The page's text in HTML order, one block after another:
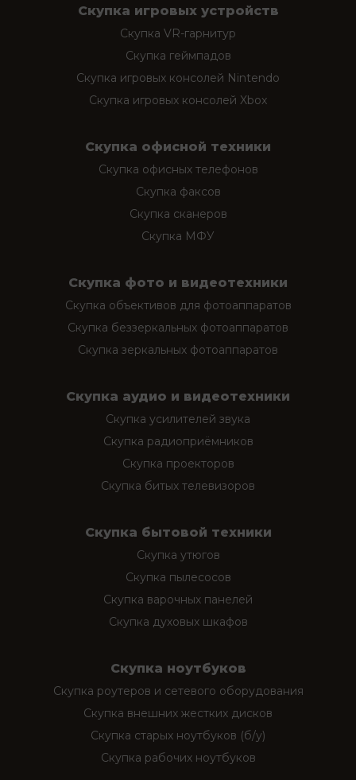
Скупка игровых устройств
Скупка VR-гарнитур
Скупка геймпадов
Скупка игровых консолей Nintendo
Скупка игровых консолей Xbox
Скупка офисной техники
Скупка офисных телефонов
Скупка факсов
Скупка сканеров
Скупка МФУ
Скупка фото и видеотехники
Скупка объективов для фотоаппаратов
Скупка беззеркальных фотоаппаратов
Скупка зеркальных фотоаппаратов
Скупка аудио и видеотехники
Скупка усилителей звука
Скупка радиоприёмников
Скупка проекторов
Скупка битых телевизоров
Скупка бытовой техники
Скупка утюгов
Скупка пылесосов
Скупка варочных панелей
Скупка духовых шкафов
Скупка ноутбуков
Скупка роутеров и сетевого оборудования
Скупка внешних жестких дисков
Скупка старых ноутбуков (б/у)
Скупка рабочих ноутбуков